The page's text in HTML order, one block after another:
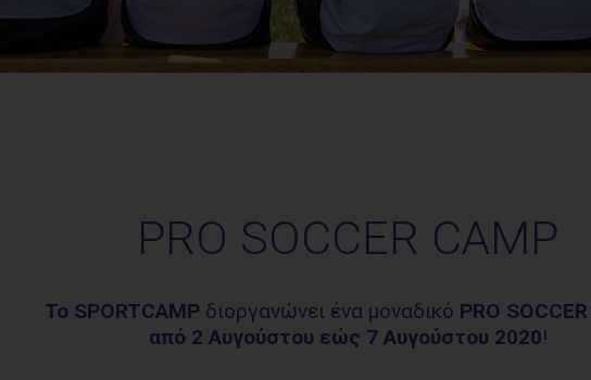
PRO SOCCER CAMP
To SPORTCAMPδιοργανώνει ένα μοναδικό PRO
από 2 Αυγούστου εώς 7 Αυγούστου 2020!